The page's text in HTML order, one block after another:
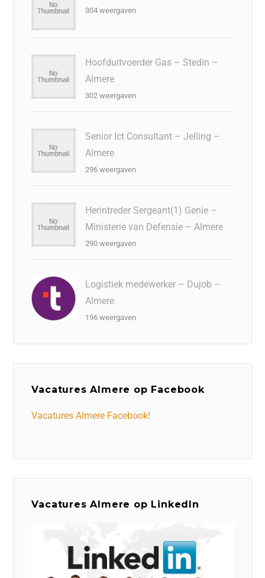
304 weergaven
Hoofduitvoerder Gas – Stedin –
Almere
302 weergaven
Senior Ict Consultant – Jelling –
Almere
296 weergaven
Herintreder Sergeant(1) Genie –
Ministerie van Defensie – Almere
290 weergaven
Logistiek medewerker – Dujob –
Almere
196 weergaven
Vacatures Almere op Facebook
Vacatures Almere Facebook!
Vacatures Almere op LinkedIn